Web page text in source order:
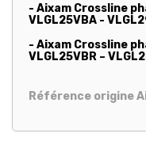
- Aixam Crossline
VLGL25VBA -
- Aixam Crossline
VLGL25VBR –
Référence origine